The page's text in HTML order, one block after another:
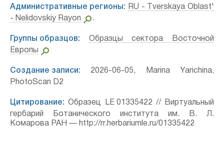
Административные регионы:
RU - Tverskaya Oblast'
- Nelidovskiy Rayon
.
Группы образцов:
Образцы сектора Восточной
Европы
Создание записи: 2026-06-05, Marina Yarichina,
PhotoScan D2
Цитирование: Образец LE 01335422 // Виртуальный
гербарий Ботанического института им. В. Л.
Комарова РАН — http://rr.herbariumle.ru/01335422